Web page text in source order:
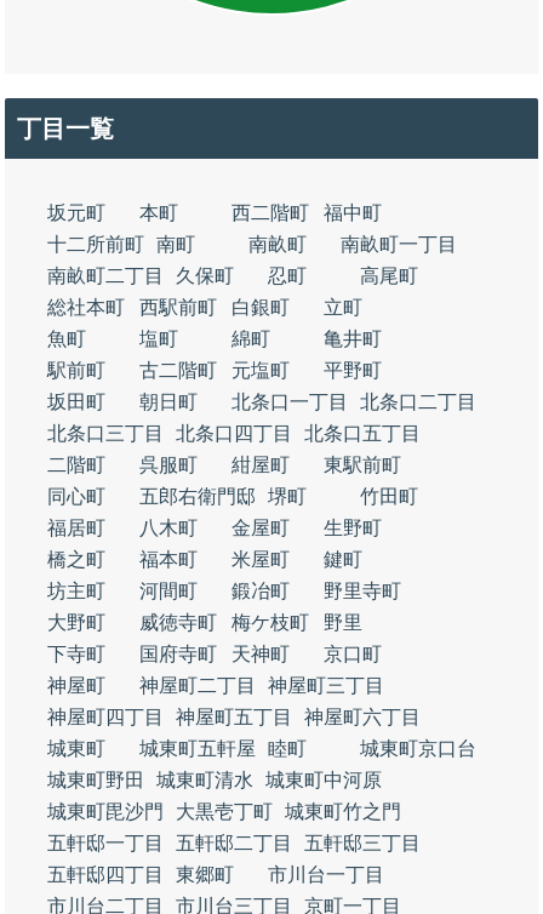
丁目一覧
坂元町 本町 西二階町
福中町
十二所前町 南町 南畝町
南畝町一丁目
南畝町二丁目
久保町 忍町
高尾町
総社本町
西駅前町 白銀町
立町
魚町
塩町 綿町
亀井町
駅前町
古二階町 元塩町
平野町
坂田町
朝日町 北条口一丁目
北条口二丁目
北条口三丁目
北条口四丁目
北条口五丁目
二階町
呉服町 紺屋町
東駅前町
同心町
五郎右衛門邸 堺町
竹田町
福居町
八木町 金屋町
生野町
橋之町
福本町 米屋町
鍵町
坊主町
河間町 鍛冶町
野里寺町
大野町
威徳寺町 梅ケ枝町
野里
下寺町
国府寺町 天神町
京口町
神屋町
神屋町二丁目
神屋町三丁目
神屋町四丁目
神屋町五丁目
神屋町六丁目
城東町
城東町五軒屋 睦町
城東町京口台
城東町野田
城東町清水
城東町中河原
城東町毘沙門
大黒壱丁町 城東町竹之門
五軒邸一丁目
五軒邸二丁目
五軒邸三丁目
五軒邸四丁目
東郷町
市川台一丁目
市川台二丁目
市川台三丁目 京町一丁目